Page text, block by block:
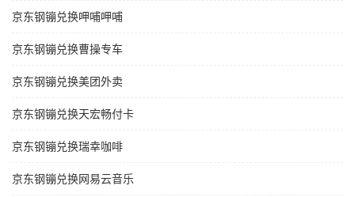
京东钢镚兑换呷哺呷哺
京东钢镚兑换曹操专车
京东钢镚兑换美团外卖
京东钢镚兑换天宏畅付卡
京东钢镚兑换瑞幸咖啡
京东钢镚兑换网易云音乐